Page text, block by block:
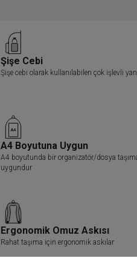
Şişe Cebi
Şişe cebi olarak kullanılabilen çok işlevli
A4 Boyutuna Uygun
A4 boyutunda bir organizatör/dosya
uygundur
Ergonomik Omuz Askısı
Rahat taşıma için ergonomik askılar